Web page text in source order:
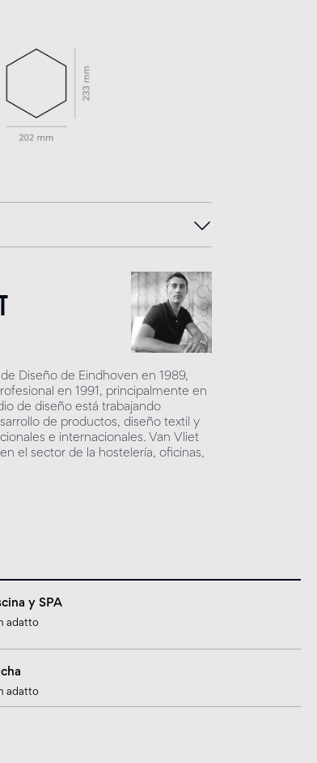
Diseño de Eindhoven en 1989,
en 1991, principalmente en
de diseño está trabajando
de productos, diseño textil y
e internacionales. Van Vliet
el sector de la hostelería, oficinas,
y SPA
adatto
adatto